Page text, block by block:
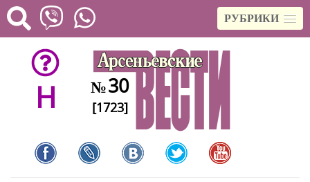
РУБРИКИ
H №30
[1723]